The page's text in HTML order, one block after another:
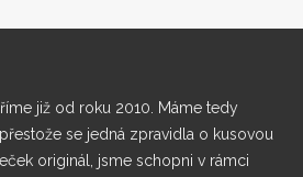
již od roku 2010. Máme tedy
se jedná zpravidla o kusovou
originál, jsme schopni v rámci